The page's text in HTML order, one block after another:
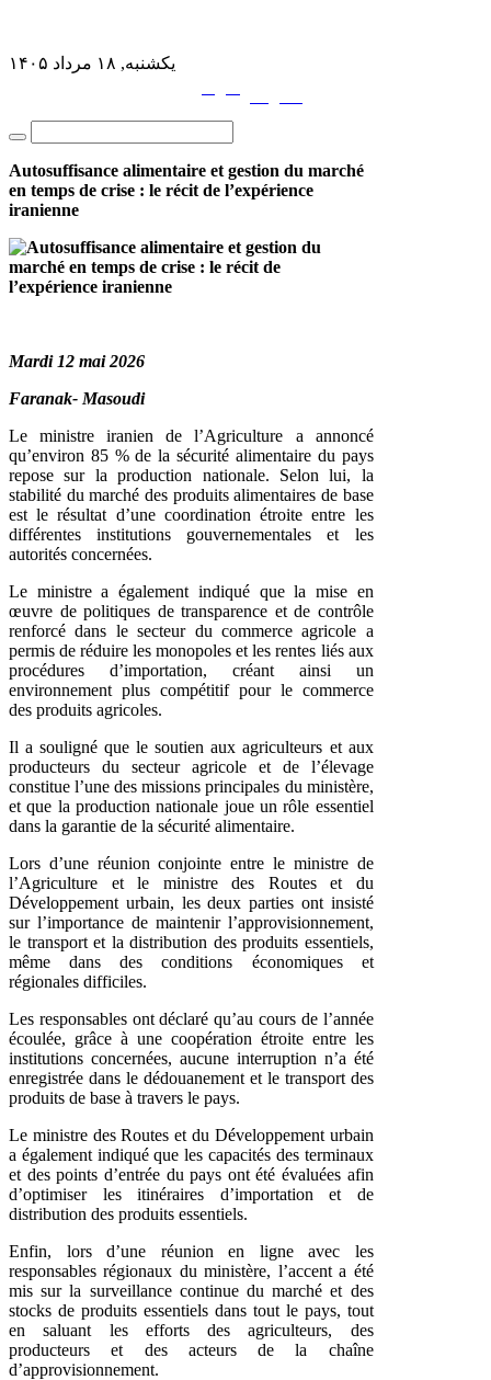
یکشنبه, ۱۸ مرداد ۱۴۰۵
Autosuffisance alimentaire et gestion du marché
en temps de crise : le récit de l’expérience
iranienne
Mardi 12 mai 2026
Faranak- Masoudi
Le ministre iranien de l’Agriculture a annoncé
qu’environ 85 % de la sécurité alimentaire du pays
repose sur la production nationale. Selon lui, la
stabilité du marché des produits alimentaires de base
est le résultat d’une coordination étroite entre les
différentes institutions gouvernementales et les
autorités concernées.
Le ministre a également indiqué que la mise en
œuvre de politiques de transparence et de contrôle
renforcé dans le secteur du commerce agricole a
permis de réduire les monopoles et les rentes liés aux
procédures d’importation, créant ainsi un
environnement plus compétitif pour le commerce
des produits agricoles.
Il a souligné que le soutien aux agriculteurs et aux
producteurs du secteur agricole et de l’élevage
constitue l’une des missions principales du ministère,
et que la production nationale joue un rôle essentiel
dans la garantie de la sécurité alimentaire.
Lors d’une réunion conjointe entre le ministre de
l’Agriculture et le ministre des Routes et du
Développement urbain, les deux parties ont insisté
sur l’importance de maintenir l’approvisionnement,
le transport et la distribution des produits essentiels,
même dans des conditions économiques et
régionales difficiles.
Les responsables ont déclaré qu’au cours de l’année
écoulée, grâce à une coopération étroite entre les
institutions concernées, aucune interruption n’a été
enregistrée dans le dédouanement et le transport des
produits de base à travers le pays.
Le ministre des Routes et du Développement urbain
a également indiqué que les capacités des terminaux
et des points d’entrée du pays ont été évaluées afin
d’optimiser les itinéraires d’importation et de
distribution des produits essentiels.
Enfin, lors d’une réunion en ligne avec les
responsables régionaux du ministère, l’accent a été
mis sur la surveillance continue du marché et des
stocks de produits essentiels dans tout le pays, tout
en saluant les efforts des agriculteurs, des
producteurs et des acteurs de la chaîne
d’approvisionnement.